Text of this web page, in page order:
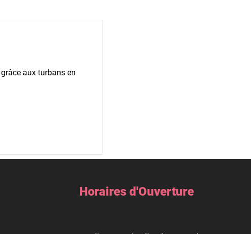
aux turbans en
Horaires d'Ouverture